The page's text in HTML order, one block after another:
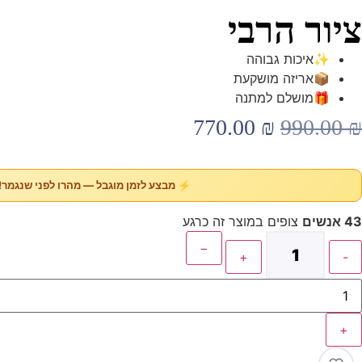
ציור הרבי
✨איכות גבוהה
📦אריזה מושקעת
🎁מושלם למתנה
990.00₪
770.00 ₪
⚡ מבצע לזמן מוגבל — מהרו לפני
43 אנשים
צופים במוצר זה כרגע
−
+